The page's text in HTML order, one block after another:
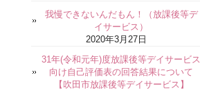
我慢できないんだもん！（放課後等デ
イサービス）
2020年3月27日
31年(令和元年)度放課後等デイサービス
向け自己評価表の回答結果について
【吹田市放課後等デイサービス】